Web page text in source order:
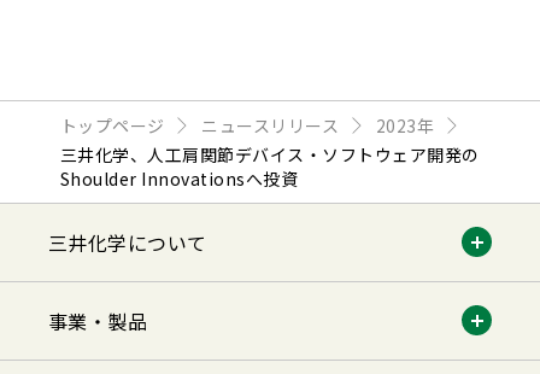
トップページ ニュースリリース
2023年
三井化学、人工肩関節デバイス・ソフトウェア開発の
Shoulder Innovationsへ投資
三井化学について
事業・製品